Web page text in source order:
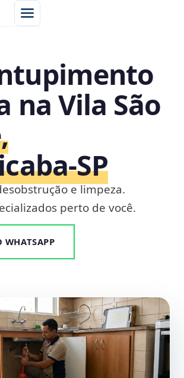
na Vila São
e limpeza.
perto de você.
WHATSAPP